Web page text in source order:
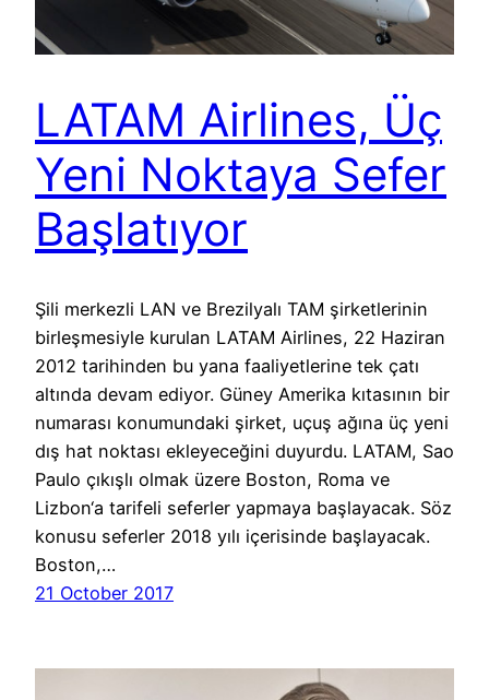
LATAM Airlines, Üç
Yeni Noktaya Sefer
Başlatıyor
Şili merkezli LAN ve Brezilyalı TAM şirketlerinin
birleşmesiyle kurulan LATAM Airlines, 22 Haziran
2012 tarihinden bu yana faaliyetlerine tek çatı
altında devam ediyor. Güney Amerika kıtasının bir
numarası konumundaki şirket, uçuş ağına üç yeni
dış hat noktası ekleyeceğini duyurdu. LATAM, Sao
Paulo çıkışlı olmak üzere Boston, Roma ve
Lizbon‘a tarifeli seferler yapmaya başlayacak. Söz
konusu seferler 2018 yılı içerisinde başlayacak.
Boston,…
21 October 2017